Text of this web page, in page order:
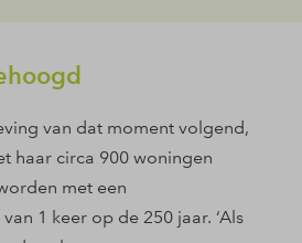
van dat moment volgend,
haar circa 900 woningen
met een
1 keer op de 250 jaar. ‘Als